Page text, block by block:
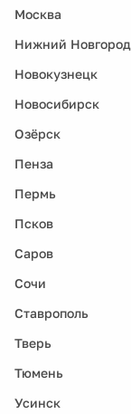
Москва
Нижний Новгород
Новокузнецк
Новосибирск
Озёрск
Пенза
Пермь
Псков
Саров
Сочи
Ставрополь
Тверь
Тюмень
Усинск